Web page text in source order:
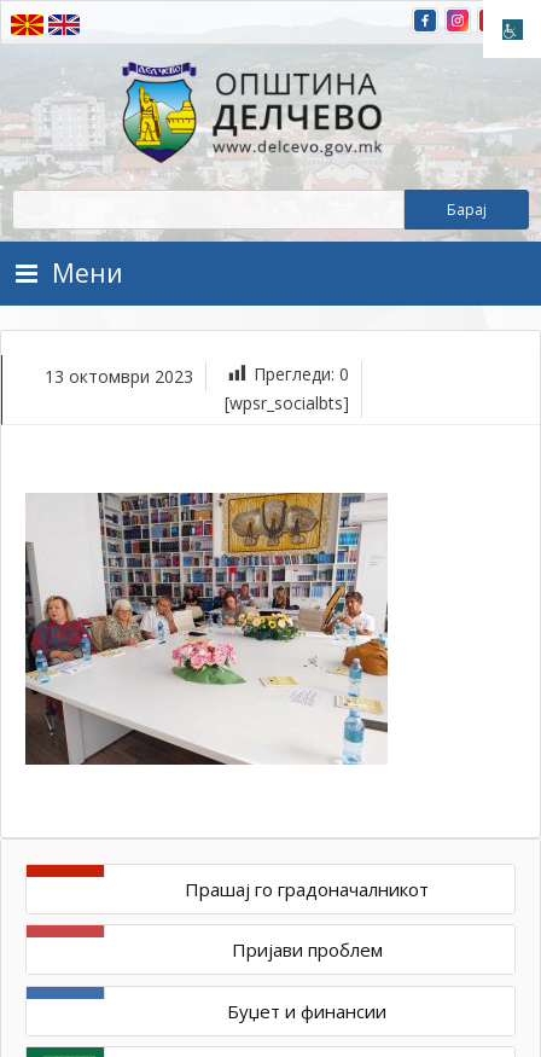
Прескокнете на содржината
Општина Делчево
Општина Делчево
Мени
13 октомври 2023 Прегледи: 0
[wpsr_socialbts]
Прашај го градоначалникот
Пријави проблем
Буџет и финансии